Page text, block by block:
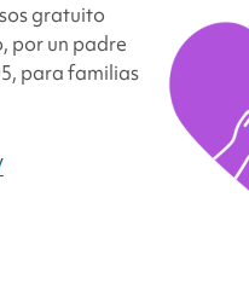
gratuito
por un padre
para familias